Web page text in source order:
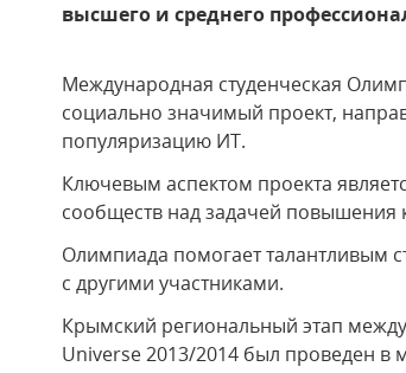
высшего и среднего
Международная студенческая
социально значимый проект,
популяризацию ИТ.
Ключевым аспектом проекта
сообществ над задачей повышения
Олимпиада помогает талантливым
с другими участниками.
Крымский региональный этап
Universe 2013/2014 был проведен в